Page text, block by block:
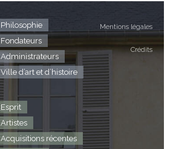
Mentions légales
Crédits
Philosophie
Fondateurs
Administrateurs
Ville d’art et d’histoire
Esprit
Artistes
Acquisitions récentes